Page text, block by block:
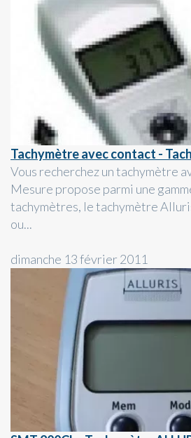
Tachymètre avec contact -
Vous recherchez un tachymètre
Mesure propose parmi une
tachymètres, le tachymètre
ou...
dimanche 13 février 2011